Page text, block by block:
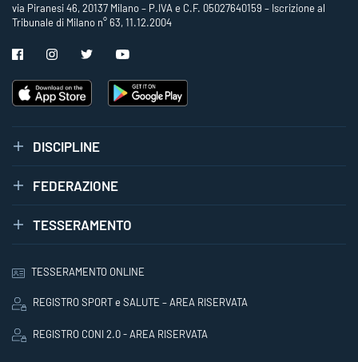
via Piranesi 46, 20137 Milano – P.IVA e C.F. 05027640159 – Iscrizione al
Tribunale di Milano n° 63, 11.12.2004
DISCIPLINE
FEDERAZIONE
TESSERAMENTO
TESSERAMENTO ONLINE
REGISTRO SPORT e SALUTE – AREA RISERVATA
REGISTRO CONI 2.0 - AREA RISERVATA